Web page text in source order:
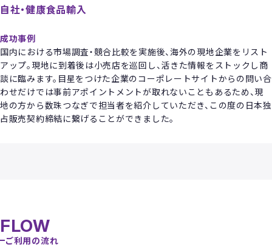
自社・健康食品輸入
成功事例
国内における市場調査・競合比較を実施後、海外の現地企業をリスト
アップ。現地に到着後は小売店を巡回し、活きた情報をストックし商
談に臨みます。目星をつけた企業のコーポレートサイトからの問い合
わせだけでは事前アポイントメントが取れないこともあるため、現
地の方から数珠つなぎで担当者を紹介していただき、この度の日本独
占販売契約締結に繋げることができました。
FLOW
ご利用の流れ